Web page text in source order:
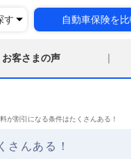
す 自動車保険を
お客さまの声
が割引になる条件はたくさんある！
さんある！